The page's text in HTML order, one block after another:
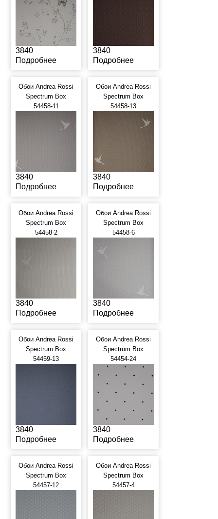
3840
Подробнее
3840
Подробнее
Обои Andrea Rossi
Spectrum Box
54458-11
3840
Подробнее
Обои Andrea Rossi
Spectrum Box
54458-13
3840
Подробнее
Обои Andrea Rossi
Spectrum Box
54458-2
3840
Подробнее
Обои Andrea Rossi
Spectrum Box
54458-6
3840
Подробнее
Обои Andrea Rossi
Spectrum Box
54459-13
3840
Подробнее
Обои Andrea Rossi
Spectrum Box
54454-24
3840
Подробнее
Обои Andrea Rossi
Spectrum Box
54457-12
Обои Andrea Rossi
Spectrum Box
54457-4